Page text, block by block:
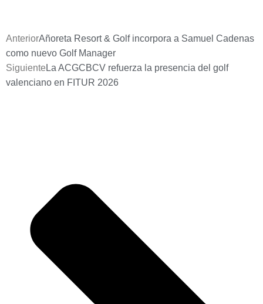
AnteriorAñoreta Resort & Golf incorpora a Samuel Cadenas
como nuevo Golf Manager
Siguiente La ACGCBCV refuerza la presencia del golf
valenciano en FITUR 2026